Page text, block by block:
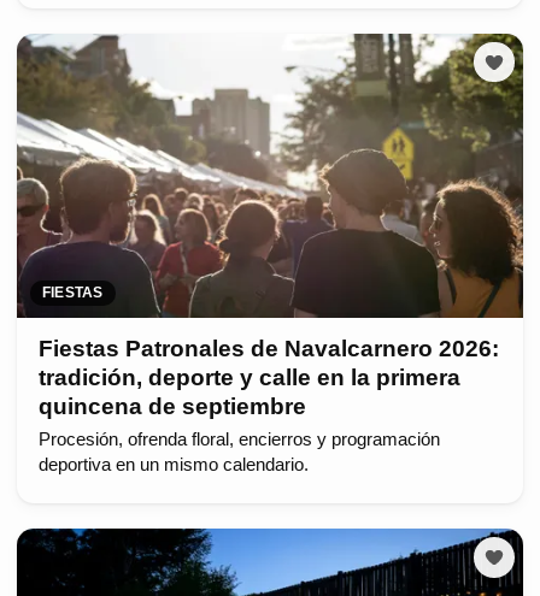
FIESTAS
Fiestas Patronales de Navalcarnero 2026:
tradición, deporte y calle en la primera
quincena de septiembre
Procesión, ofrenda floral, encierros y programación
deportiva en un mismo calendario.